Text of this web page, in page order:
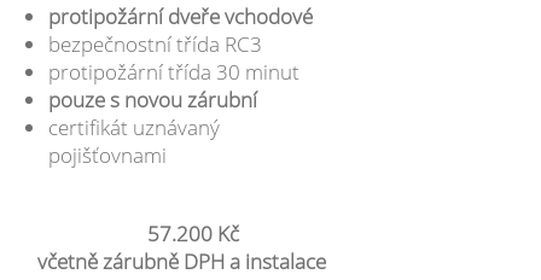
protipožární dveře vchodové
bezpečnostní třída RC3
protipožární třída 30 minut
pouze s novou zárubní
certifikát uznávaný
pojišťovnami
57.200 Kč
včetně zárubně DPH a instalace